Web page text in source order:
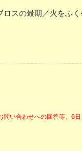
スの最期／火をふ
い合わせへの回答等、6